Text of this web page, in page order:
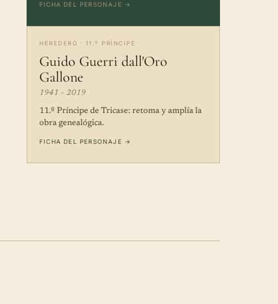
FICHA DEL PERSONAJE →
HEREDERO · 11.º PRÍNCIPE
Guido Guerri dall'Oro
Gallone
1941 – 2019
11.º Príncipe de Tricase: retoma y amplía la
obra genealógica.
FICHA DEL PERSONAJE →